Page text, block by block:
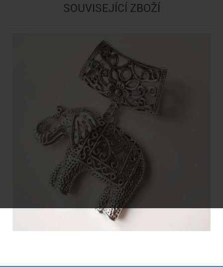
SOUVISEJÍCÍ ZBOŽÍ